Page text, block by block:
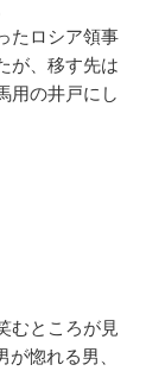
たロシア領事
が、移す先は
用の井戸にし
むところが見
惚れる男、